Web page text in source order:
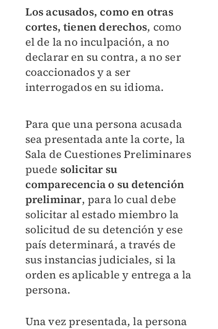
Los acusados, como en otras
cortes, tienen derechos, como
el de la no inculpación, a no
declarar en su contra, a no ser
coaccionados y a ser
interrogados en su idioma.
Para que una persona acusada
sea presentada ante la corte, la
Sala de Cuestiones Preliminares
puede solicitar su
comparecencia o su detención
preliminar, para lo cual debe
solicitar al estado miembro la
solicitud de su detención y ese
país determinará, a través de
sus instancias judiciales, si la
orden es aplicable y entrega a la
persona.
Una vez presentada, la persona